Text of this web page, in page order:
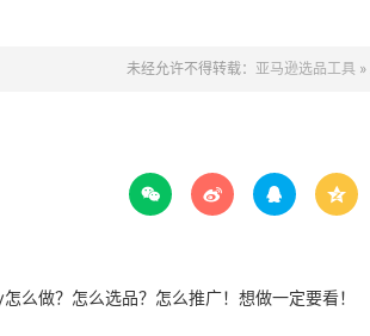
未经允许不得转载： 亚马逊选品工具»
   
么做？怎么选品？怎么推广！想做一定要看！